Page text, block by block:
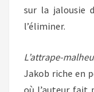
sur la jalousie
l’éliminer.
L’attrape-
Jakob riche en
où l’auteur fait